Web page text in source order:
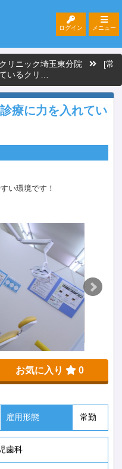
ログイン メニュー
リニック埼玉東分院
[常
いるクリ…
療に力を入れてい
い環境です！
お気に入り 0
雇用形態 常勤
歯科